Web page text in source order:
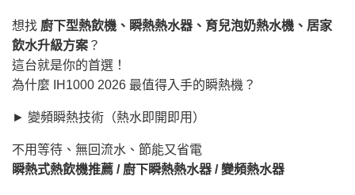
想找 廚下型熱飲機、瞬熱熱水器、育兒泡奶熱水機、居家
飲水升級方案 ？
這台就是你的首選！
為什麼 IH1000 2026 最值得入手的瞬熱機？
► 變頻瞬熱技術（熱水即開即用）
不用等待、無回流水、節能又省電
瞬熱式熱飲機推薦 / 廚下瞬熱熱水器 / 變頻熱水器